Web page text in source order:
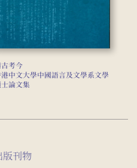
考今
港中文大學中國語言及文學系文學
論文集
版刊物